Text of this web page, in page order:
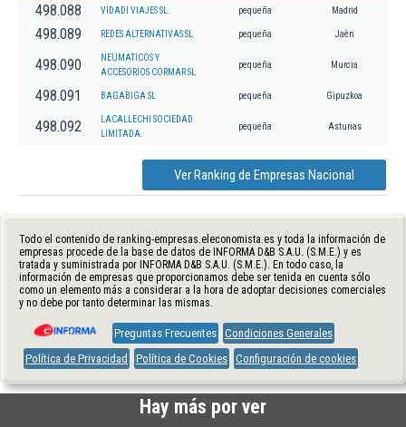
498.088 VIDADI VIAJES SL. pequeña Madrid
498.089 REDES ALTERNATIVAS SL pequeña Jaén
498.090
NEUMATICOS Y
ACCESORIOS CORMAR SL
pequeña Murcia
498.091 BAGABIGA SL pequeña Gipuzkoa
498.092
LACALLECHI SOCIEDAD
LIMITADA.
pequeña Asturias
Ver Ranking de Empresas Nacional
Todo el contenido de ranking-empresas.eleconomista.es y toda la información de
empresas procede de la base de datos de INFORMA D&B S.A.U. (S.M.E.) y es
tratada y suministrada por INFORMA D&B S.A.U. (S.M.E.). En todo caso, la
información de empresas que proporcionamos debe ser tenida en cuenta sólo
como un elemento más a considerar a la hora de adoptar decisiones comerciales
y no debe por tanto determinar las mismas.
Preguntas Frecuentes Condiciones Generales
Política de Privacidad
Política de Cookies Configuración de cookies
Hay más por ver